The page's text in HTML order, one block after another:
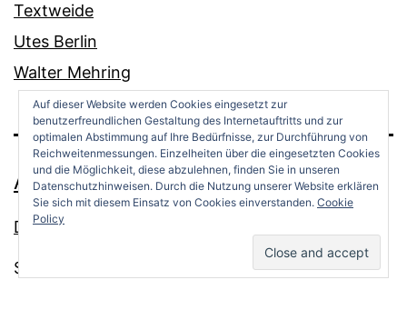
Textweide
Utes Berlin
Walter Mehring
ANDREAS OPPERMANN
Datenschutz
Stolz präsentiert von WordPress.
Auf dieser Website werden Cookies eingesetzt zur
benutzerfreundlichen Gestaltung des Internetauftritts und zur
optimalen Abstimmung auf Ihre Bedürfnisse, zur Durchführung von
Reichweitenmessungen. Einzelheiten über die eingesetzten Cookies
und die Möglichkeit, diese abzulehnen, finden Sie in unseren
Datenschutzhinweisen. Durch die Nutzung unserer Website erklären
Sie sich mit diesem Einsatz von Cookies einverstanden. Cookie
Policy